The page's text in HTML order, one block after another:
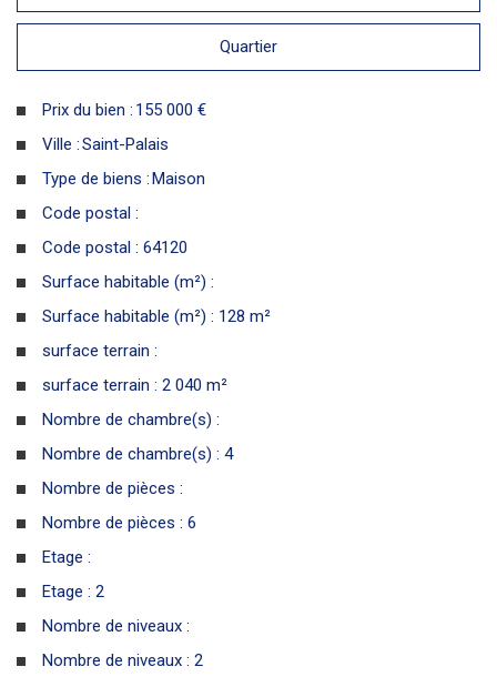
Quartier
Prix du bien : 155 000 €
Ville :Saint-Palais
Type de biens : Maison
Code postal :
Code postal : 64120
Surface habitable (m²) :
Surface habitable (m²) : 128 m²
surface terrain :
surface terrain : 2 040 m²
Nombre de chambre(s) :
Nombre de chambre(s) : 4
Nombre de pièces :
Nombre de pièces : 6
Etage :
Etage : 2
Nombre de niveaux :
Nombre de niveaux : 2